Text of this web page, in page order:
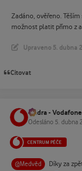
Zadáno, ověřeno.
možnost platit přímo z
Upraveno 5. dubna
Citovat
Ondra - Vodafone
Odesláno 5. dubna
CENTRUM PÉČE
@Medvěd
Díky za